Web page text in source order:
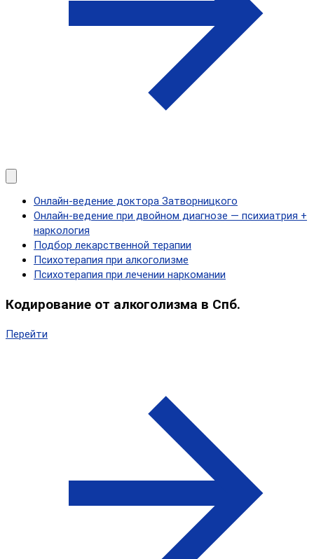
Онлайн-ведение доктора Затворницкого
Онлайн‑ведение при двойном диагнозе — психиатрия +
наркология
Подбор лекарственной терапии
Психотерапия при алкоголизме
Психотерапия при лечении наркомании
Кодирование от алкоголизма в Спб.
Перейти